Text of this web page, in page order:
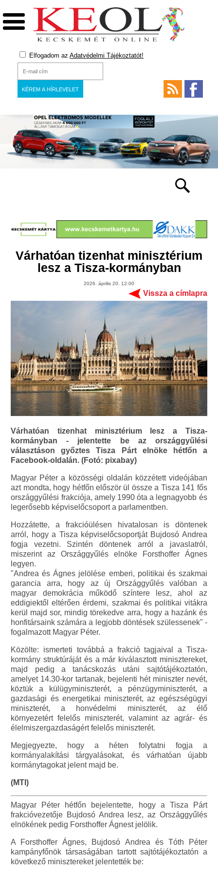
Elfogadom az Adatvédelmi Tájékoztatót!
Várhatóan tizenhat minisztérium
lesz a Tisza-kormányban
2026. április 20. 12:00
Vissza a címlapra
Várhatóan tizenhat minisztérium lesz a Tisza-
kormányban - jelentette be az országgyűlési
választáson győztes Tisza Párt elnöke hétfőn a
Facebook-oldalán. (Fotó: pixabay)
Magyar Péter a közösségi oldalán közzétett videójában
azt mondta, hogy hétfőn először ül össze a Tisza 141 fős
országgyűlési frakciója, amely 1990 óta a legnagyobb és
legerősebb képviselőcsoport a parlamentben.
Hozzátette, a frakcióülésen hivatalosan is döntenek
arról, hogy a Tisza képviselőcsoportját Bujdosó Andrea
fogja vezetni. Szintén döntenek arról a javaslatról,
miszerint az Országgyűlés elnöke Forsthoffer Ágnes
legyen.
"Andrea és Ágnes jelölése emberi, politikai és szakmai
garancia arra, hogy az új Országgyűlés valóban a
magyar demokrácia működő színtere lesz, ahol az
eddigiektől eltérően érdemi, szakmai és politikai vitákra
kerül majd sor, mindig törekedve arra, hogy a hazánk és
honfitársaink számára a legjobb döntések szülessenek" -
fogalmazott Magyar Péter.
Közölte: ismerteti továbbá a frakció tagjaival a Tisza-
kormány struktúráját és a már kiválasztott minisztereket,
majd pedig a tanácskozás utáni sajtótájékoztatón,
amelyet 14.30-kor tartanak, bejelenti hét miniszter nevét,
köztük a külügyminiszterét, a pénzügyminiszterét, a
gazdasági és energetikai miniszterét, az egészségügyi
miniszterét, a honvédelmi miniszterét, az élő
környezetért felelős miniszterét, valamint az agrár- és
élelmiszergazdaságért felelős miniszterét.
Megjegyezte, hogy a héten folytatni fogja a
kormányalakítási tárgyalásokat, és várhatóan újabb
kormánytagokat jelent majd be.
(MTI)
Magyar Péter hétfőn bejelentette, hogy a Tisza Párt
frakcióvezetője Bujdosó Andrea lesz, az Országgyűlés
elnökének pedig Forsthoffer Ágnest jelölik.
A Forsthoffer Ágnes, Bujdosó Andrea és Tóth Péter
kampányfőnök társaságában tartott sajtótájékoztatón a
következő minisztereket jelentették be: